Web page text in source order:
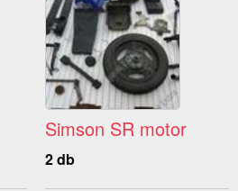
Simson SR motor
2 db